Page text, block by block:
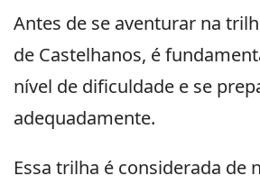
Antes de se aventurar na
de Castelhanos, é
nível de dificuldade e se
adequadamente.
Essa trilha é considerada de